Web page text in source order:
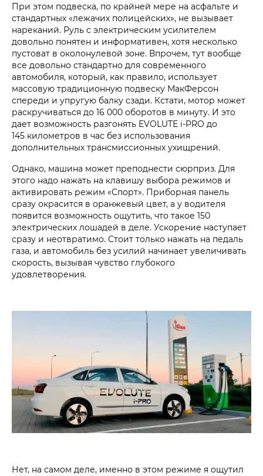
При этом подвеска, по крайней мере на асфальте и
стандартных «лежачих полицейских», не вызывает
нареканий. Руль с электрическим усилителем
довольно понятен и информативен, хотя несколько
пустоват в околонулевой зоне. Впрочем, тут вообще
все довольно стандартно для современного
автомобиля, который, как правило, использует
массовую традиционную подвеску МакФерсон
спереди и упругую балку сзади. Кстати, мотор может
раскручиваться до 16 000 оборотов в минуту. И это
дает возможность разгонять EVOLUTE i‑PRO до
145 километров в час без использования
дополнительных трансмиссионных ухищрений.
Однако, машина может преподнести сюрприз. Для
этого надо нажать на клавишу выбора режимов и
активировать режим «Спорт». Приборная панель
сразу окрасится в оранжевый цвет, а у водителя
появится возможность ощутить, что такое 150
электрических лошадей в деле. Ускорение наступает
сразу и неотвратимо. Стоит только нажать на педаль
газа, и автомобиль без усилий начинает увеличивать
скорость, вызывая чувство глубокого
удовлетворения.
Нет, на самом деле, именно в этом режиме я ощутил